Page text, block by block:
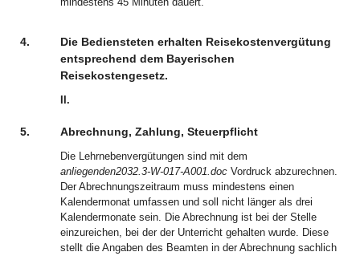
4.
Die Bediensteten erhalten Reisekostenvergütung
entsprechend dem Bayerischen
Reisekostengesetz.
II.
5. Abrechnung, Zahlung, Steuerpflicht
Die Lehrnebenvergütungen sind mit dem
anliegenden2032.3-W-017-A001.doc Vordruck abzurechnen.
Der Abrechnungszeitraum muss mindestens einen
Kalendermonat umfassen und soll nicht länger als drei
Kalendermonate sein. Die Abrechnung ist bei der Stelle
einzureichen, bei der der Unterricht gehalten wurde. Diese
stellt die Angaben des Beamten in der Abrechnung sachlich